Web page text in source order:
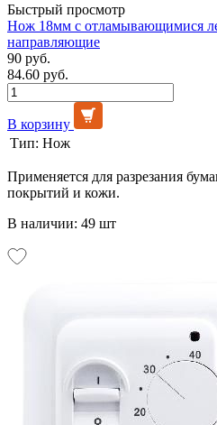
Быстрый просмотр
Нож 18мм с отламывающимися
направляющие
90 руб.
84.60 руб.
В корзину
Тип: Нож
Применяется для разрезания
покрытий и кожи.
В наличии: 49 шт